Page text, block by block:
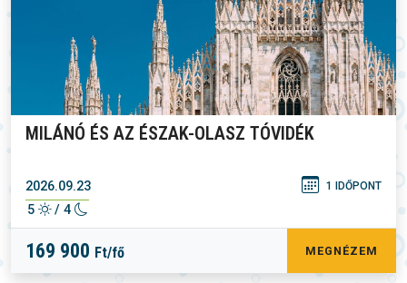
MILÁNÓ ÉS AZ ÉSZAK-OLASZ TÓVIDÉK
2026.09.23 1 IDŐPONT
5 / 4
169 900 Ft/fő MEGNÉZEM